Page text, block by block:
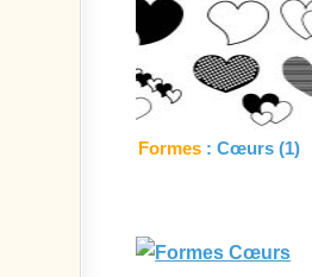
Formes : Cœurs (1)